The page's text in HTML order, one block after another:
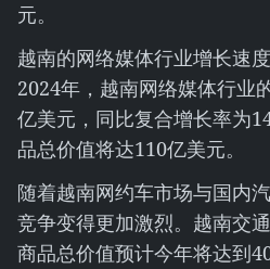
元。
越南的网络媒体行业增长速
2024年，越南网络媒体行业
亿美元，同比复合增长率为
品总价值将达110亿美元。
随着越南网约车市场与国内
竞争变得更加激烈。越南交
商品总价值预计今年将达到